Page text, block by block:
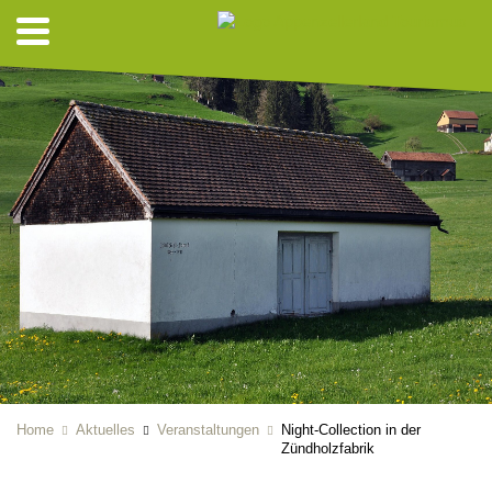
Home Aktuelles Veranstaltungen
Night-Collection in der
Zündholzfabrik